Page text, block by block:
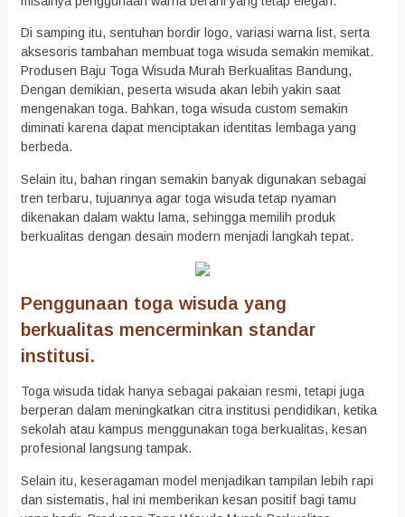
Di samping itu, sentuhan bordir logo, variasi warna list, serta
aksesoris tambahan membuat toga wisuda semakin memikat.
Produsen Baju Toga Wisuda Murah Berkualitas Bandung,
Dengan demikian, peserta wisuda akan lebih yakin saat
mengenakan toga. Bahkan, toga wisuda custom semakin
diminati karena dapat menciptakan identitas lembaga yang
berbeda.
Selain itu, bahan ringan semakin banyak digunakan sebagai
tren terbaru, tujuannya agar toga wisuda tetap nyaman
dikenakan dalam waktu lama, sehingga memilih produk
berkualitas dengan desain modern menjadi langkah tepat.
Penggunaan toga wisuda yang
berkualitas mencerminkan standar
institusi.
Toga wisuda tidak hanya sebagai pakaian resmi, tetapi juga
berperan dalam meningkatkan citra institusi pendidikan, ketika
sekolah atau kampus menggunakan toga berkualitas, kesan
profesional langsung tampak.
Selain itu, keseragaman model menjadikan tampilan lebih rapi
dan sistematis, hal ini memberikan kesan positif bagi tamu